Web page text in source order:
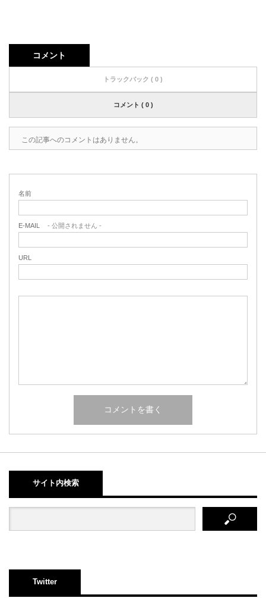
コメント
トラックバック ( 0 )
コメント ( 0 )
この記事へのコメントはありません。
名前
E-MAIL - 公開されません -
URL
サイト内検索
Twitter